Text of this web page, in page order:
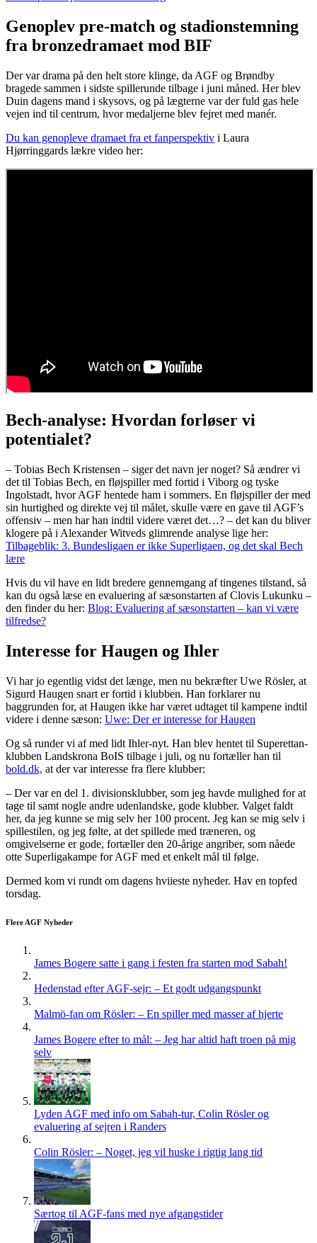
Genoplev pre-match og stadionstemning
fra bronzedramaet mod BIF
Der var drama på den helt store klinge, da AGF og Brøndby
bragede sammen i sidste spillerunde tilbage i juni måned. Her blev
Duin dagens mand i skysovs, og på lægterne var der fuld gas hele
vejen ind til centrum, hvor medaljerne blev fejret med manér.
Du kan genopleve dramaet fra et fanperspektiv i Laura
Hjørringgards lækre video her:
Bech-analyse: Hvordan forløser vi
potentialet?
– Tobias Bech Kristensen – siger det navn jer noget? Så ændrer vi
det til Tobias Bech, en fløjspiller med fortid i Viborg og tyske
Ingolstadt, hvor AGF hentede ham i sommers. En fløjspiller der med
sin hurtighed og direkte vej til målet, skulle være en gave til AGF’s
offensiv – men har han indtil videre været det…? – det kan du bliver
klogere på i Alexander Witveds glimrende analyse lige her:
Tilbageblik: 3. Bundesligaen er ikke Superligaen, og det skal Bech
lære
Hvis du vil have en lidt bredere gennemgang af tingenes tilstand, så
kan du også læse en evaluering af sæsonstarten af Clovis Lukunku –
den finder du her: Blog: Evaluering af sæsonstarten – kan vi være
tilfredse?
Interesse for Haugen og Ihler
Vi har jo egentlig vidst det længe, men nu bekræfter Uwe Rösler, at
Sigurd Haugen snart er fortid i klubben. Han forklarer nu
baggrunden for, at Haugen ikke har været udtaget til kampene indtil
videre i denne sæson: Uwe: Der er interesse for Haugen
Og så runder vi af med lidt Ihler-nyt. Han blev hentet til Superettan-
klubben Landskrona BoIS tilbage i juli, og nu fortæller han til
bold.dk, at der var interesse fra flere klubber:
– Der var en del 1. divisionsklubber, som jeg havde mulighed for at
tage til samt nogle andre udenlandske, gode klubber. Valget faldt
her, da jeg kunne se mig selv her 100 procent. Jeg kan se mig selv i
spillestilen, og jeg følte, at det spillede med træneren, og
omgivelserne er gode, fortæller den 20-årige angriber, som nåede
otte Superligakampe for AGF med et enkelt mål til følge.
Dermed kom vi rundt om dagens hviieste nyheder. Hav en topfed
torsdag.
Flere AGF Nyheder
James Bogere satte i gang i festen fra starten mod Sabah!
Hedenstad efter AGF-sejr: – Et godt udgangspunkt
Malmö-fan om Rösler: – En spiller med masser af hjerte
James Bogere efter to mål: – Jeg har altid haft troen på mig
selv
Lyden AGF med info om Sabah-tur, Colin Rösler og
evaluering af sejren i Randers
Colin Rösler: – Noget, jeg vil huske i rigtig lang tid
Særtog til AGF-fans med nye afgangstider